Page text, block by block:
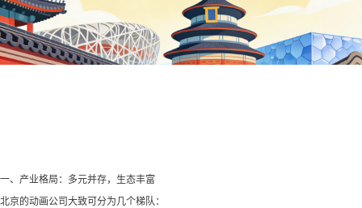
一、产业格局：多元并存，生态丰富
北京的动画公司大致可分为几个梯队：